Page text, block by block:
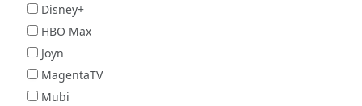
Disney+
HBO Max
Joyn
MagentaTV
Mubi